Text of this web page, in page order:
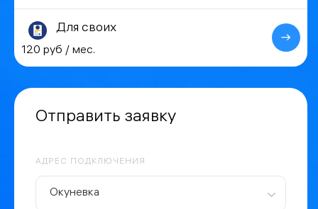
Для своих
120 руб / мес.
Отправить заявку
АДРЕС ПОДКЛЮЧЕНИЯ
Окуневка